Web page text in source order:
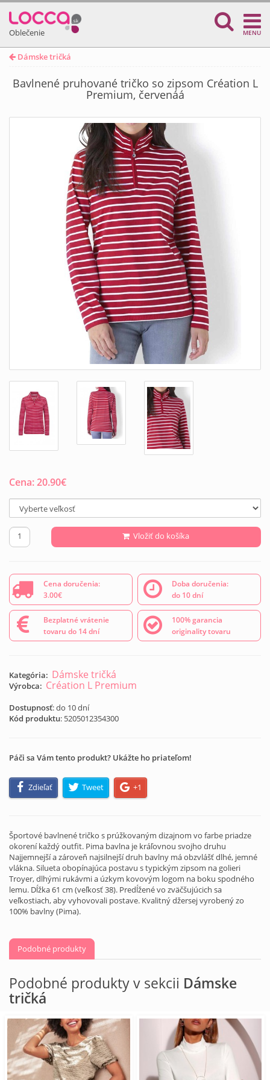
Oblečenie MENU
Dámske tričká
Bavlnené pruhované tričko so zipsom Création L
Premium, červenáá
Cena:20.90€
Vložiť do košíka
Cena doručenia:
3.00€
Doba doručenia:
do 10 dní
Bezplatné vrátenie
tovaru do 14 dní
100% garancia
originality tovaru
Kategória: Dámske tričká
Výrobca: Création L Premium
Dostupnosť: do 10 dní
Kód produktu: 5205012354300
Páči sa Vám tento produkt? Ukážte ho priateľom!
Zdieľať Tweet +1
Športové bavlnené tričko s prúžkovaným dizajnom vo farbe priadze
okorení každý outfit. Pima bavlna je kráľovnou svojho druhu
Najjemnejší a zároveň najsilnejší druh bavlny má obzvlášť dlhé, jemné
vlákna. Silueta obopínajúca postavu s typickým zipsom na golieri
Troyer, dlhými rukávmi a úzkym kovovým logom na boku spodného
lemu. Dĺžka 61 cm (veľkosť 38). Predĺžené vo zväčšujúcich sa
veľkostiach, aby vyhovovali postave. Kvalitný džersej vyrobený zo
100% bavlny (Pima).
Podobné produkty
Podobné produkty v sekcii Dámske
tričká